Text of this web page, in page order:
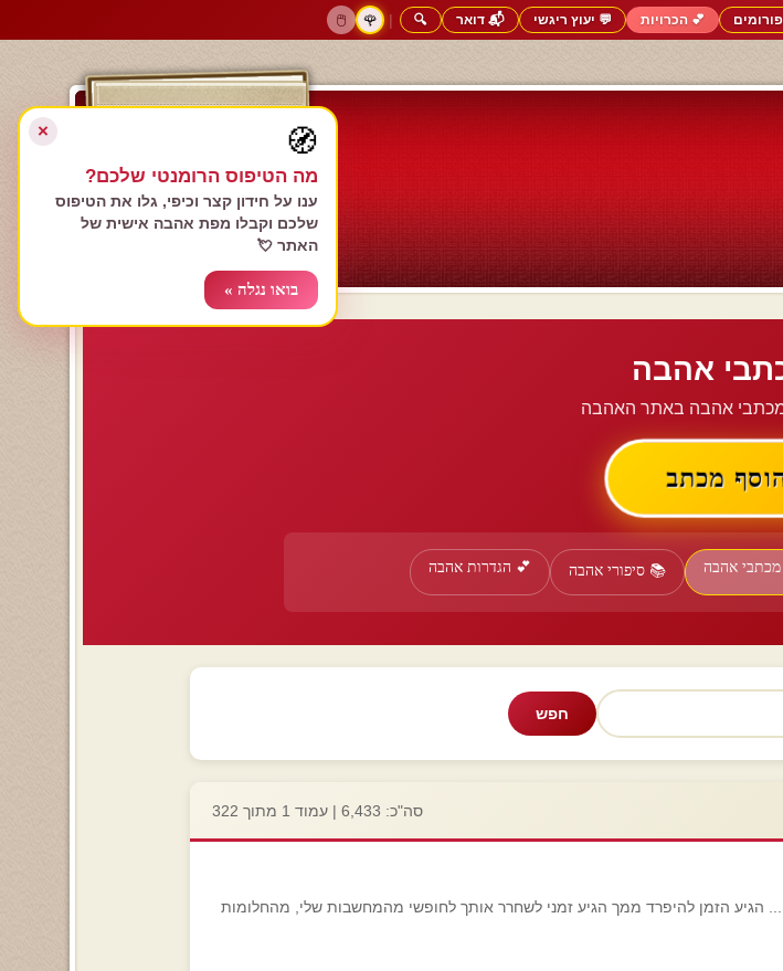
💕 הכרויות 💬 יעוץ ריגשי 📬 דואר 🔍
|
🌹
🖱️
הרשם עכשיו
התחבר
אהבה
מכתב
אהבה 📚 סיפורי אהבה 💕 הגדרות אהבה
חפש
סה"כ: 6,433 | עמוד 1 מתוך 322
הגיע הזמן להיפרד ממך הגיע זמני לשחרר אותך לחופשי מהמחשבות שלי, מהחלומות